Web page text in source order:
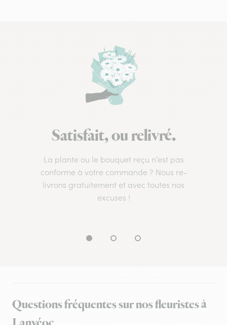
Satisfait, ou relivré.
La plante ou le bouquet reçu n’est pas
conforme à votre commande ? Nous re-
livrons gratuitement et avec toutes nos
excuses !
Questions fréquentes sur nos fleuristes à